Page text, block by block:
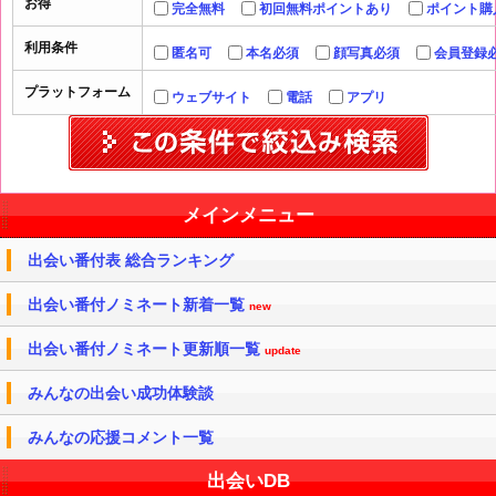
お得 完全無料 初回無料ポイントあり ポイント
利用条件 匿名可 本名必須 顔写真必須 会員登録
プラットフォーム ウェブサイト 電話 アプリ
メインメニュー
出会い番付表 総合ランキング
出会い番付ノミネート新着一覧 new
出会い番付ノミネート更新順一覧 update
みんなの出会い成功体験談
みんなの応援コメント一覧
出会いDB